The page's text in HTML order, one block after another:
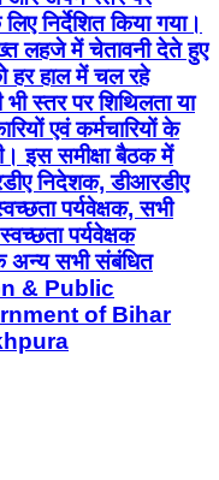
निर्देशित किया गया।
लहजे में चेतावनी देते हुए
हर हाल में चल रहे
स्तर पर शिथिलता या
एवं कर्मचारियों के
इस समीक्षा बैठक में
निदेशक, डीआरडीए
पर्यवेक्षक, सभी
पर्यवेक्षक
अन्य सभी संबंधित
& Public
of Bihar